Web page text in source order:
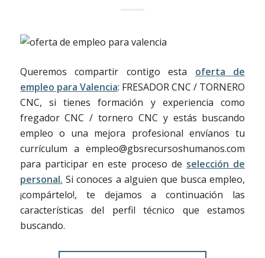
Queremos compartir contigo esta oferta de
empleo para Valencia: FRESADOR CNC / TORNERO
CNC, si tienes formación y experiencia como
fregador CNC / tornero CNC y estás buscando
empleo o una mejora profesional envíanos tu
currículum a empleo@gbsrecursoshumanos.com
para participar en este proceso de selección de
personal. Si conoces a alguien que busca empleo,
¡compártelo!, te dejamos a continuación las
características del perfil técnico que estamos
buscando.